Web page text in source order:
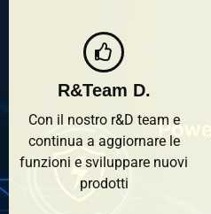
R&Team D.
Con il nostro r&D team e
continua a aggiornare le
funzioni e sviluppare nuovi
prodotti